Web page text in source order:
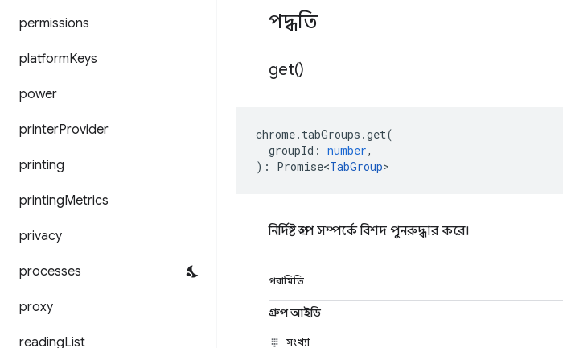
permissions
platformKeys
power
printerProvider
printing
printingMetrics
privacy
processes
proxy
readingList
পদ্ধতি
get()
chrome. tabGroups .get(
groupId : number,
) : Promise<TabGroup>
নির্দিষ্ট গ্রুপ সম্পর্কে বিশদ পুনরুদ্ধার করে।
পরামিতি
গ্রুপ আইডি
সংখ্যা